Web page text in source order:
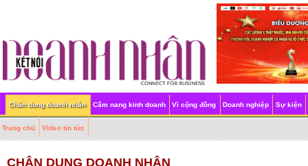
Chân dung doanh nhân Cẩm nang kinh doanh Vì cộng đồng Doanh nghiệp Sự kiện
Trang chủ Video tin tức
CHÂN DUNG DOANH NHÂN